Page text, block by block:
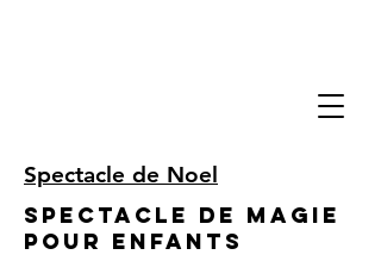
Spectacle de Noel
Spectacle de Magie
pour enfants